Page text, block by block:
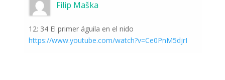
Filip Maška
12: 34 El primer águila en el nido
https://www.youtube.com/watch?v=Ce0PnM5djrI
naturaleza
Una vez a la semana le informaremos sobre
los sucesos más importantes que suceden